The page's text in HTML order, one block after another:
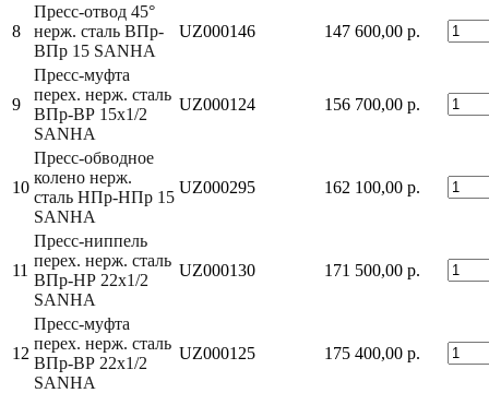
8
Пресс-отвод 45°
нерж. сталь ВПр-
ВПр 15 SANHA
UZ000146 147 600,00 р.
9
Пресс-муфта
перех. нерж. сталь
ВПр-ВР 15x1/2
SANHA
UZ000124 156 700,00 р.
10
Пресс-обводное
колено нерж.
сталь НПр-НПр 15
SANHA
UZ000295 162 100,00 р.
11
Пресс-ниппель
перех. нерж. сталь
ВПр-НР 22x1/2
SANHA
UZ000130 171 500,00 р.
12
Пресс-муфта
перех. нерж. сталь
ВПр-ВР 22x1/2
SANHA
UZ000125 175 400,00 р.